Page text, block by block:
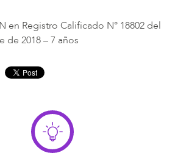
en Registro Calificado N° 18802 del
de 2018 – 7 años